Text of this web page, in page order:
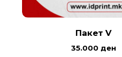
Пакет V
35.000 ден